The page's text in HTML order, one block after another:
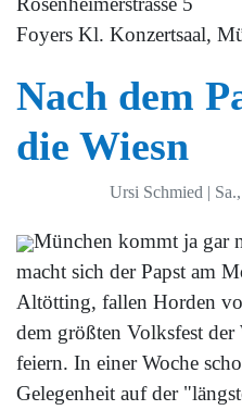
Foyers Kl. Konzertsaal,
Nach dem
die Wiesn
Ursi Schmied |
München kommt ja gar
macht sich der Papst am
Altötting, fallen Horden
dem größten Volksfest
feiern. In einer Woche
Gelegenheit auf der